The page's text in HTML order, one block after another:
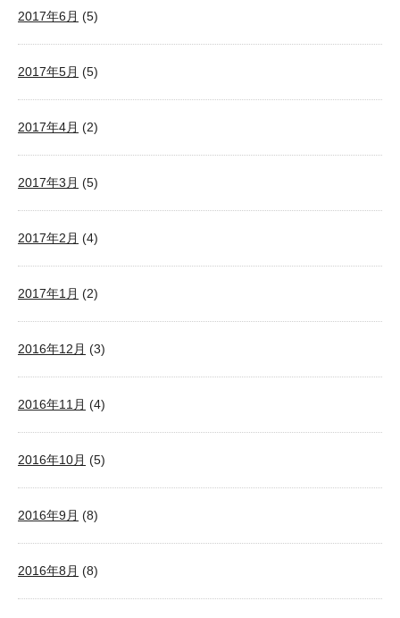
2017年6月 (5)
2017年5月 (5)
2017年4月 (2)
2017年3月 (5)
2017年2月 (4)
2017年1月 (2)
2016年12月 (3)
2016年11月 (4)
2016年10月 (5)
2016年9月 (8)
2016年8月 (8)